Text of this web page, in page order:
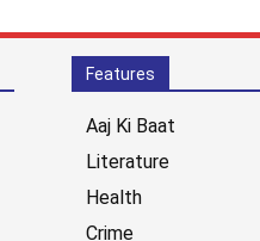
Features
Aaj Ki Baat
Literature
Health
Crime